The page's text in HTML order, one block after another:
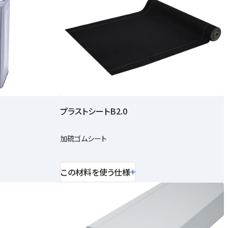
プラストシートB2.0
加硫ゴムシート
この材料を使う仕様